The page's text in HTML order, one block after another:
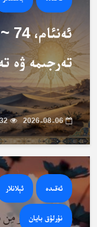
تەرجىمە ۋە
2026-08-06 32 قېتىم
ئەقىدە ئېلانلار
نۇرلۇق بايان